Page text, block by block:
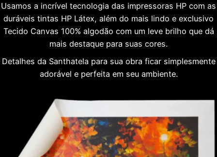
Usamos a incrível tecnologia das impressoras HP com as
duráveis tintas HP Látex, além do mais lindo e exclusivo
Tecido Canvas 100% algodão com um leve brilho que dá
mais destaque para suas cores.
Detalhes da Santhatela para sua obra ficar simplesmente
adorável e perfeita em seu ambiente.